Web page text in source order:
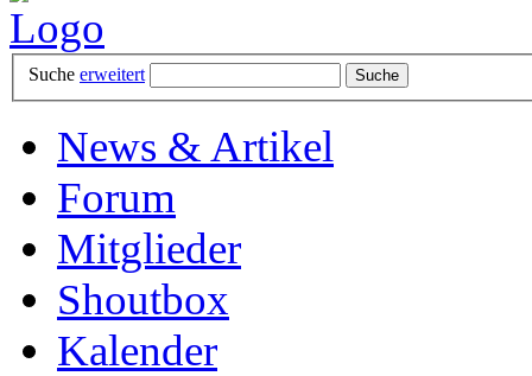
Suche erweitert
News & Artikel
Forum
Mitglieder
Shoutbox
Kalender